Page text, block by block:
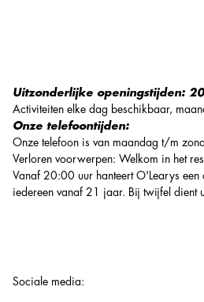
Uitzonderlijke openingstijden:
Activiteiten elke dag beschikbaar,
Onze telefoontijden:
Onze telefoon is van maandag t/m
Verloren voorwerpen: Welkom in het
Vanaf 20:00 uur hanteert O'Learys
iedereen vanaf 21 jaar. Bij twijfel dient
Sociale media: